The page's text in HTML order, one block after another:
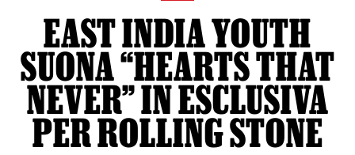
EAST INDIA YOUTH
SUONA “HEARTS THAT
NEVER” IN ESCLUSIVA
PER ROLLING STONE